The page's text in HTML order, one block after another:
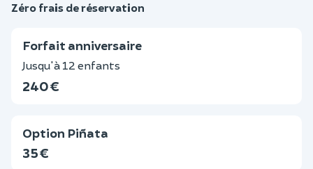
Zéro frais de réservation
Forfait anniversaire
Jusqu'à 12 enfants
240 €
Option Piñata
35 €